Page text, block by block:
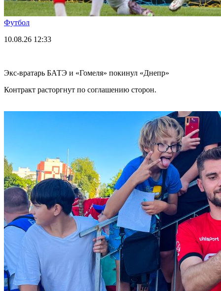
Футбол
10.08.26 12:33
Экс-вратарь БАТЭ и «Гомеля» покинул «Днепр»
Контракт расторгнут по соглашению сторон.